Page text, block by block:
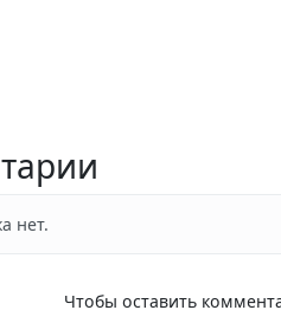
нет.
Чтобы оставить